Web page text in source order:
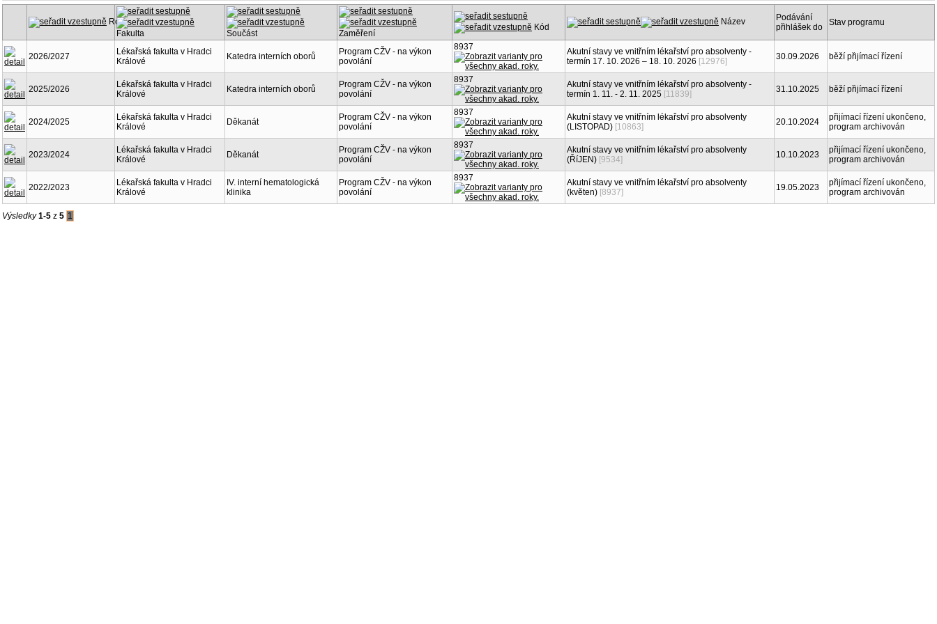
Rok
Fakulta
Součást Zaměření
Kód
Název
Podávání
přihlášek do
Stav programu
2026/2027
Lékařská fakulta v Hradci
Králové
Katedra interních oborů
Program CŽV - na výkon
povolání
8937
Akutní stavy ve vnitřním lékařství pro absolventy -
termín 17. 10. 2026 – 18. 10. 2026 [12976] 30.09.2026 běží přijímací řízení
2025/2026
Lékařská fakulta v Hradci
Králové
Katedra interních oborů
Program CŽV - na výkon
povolání
8937
Akutní stavy ve vnitřním lékařství pro absolventy -
termín 1. 11. - 2. 11. 2025 [11839] 31.10.2025 běží přijímací řízení
2024/2025
Lékařská fakulta v Hradci
Králové
Děkanát
Program CŽV - na výkon
povolání
8937
Akutní stavy ve vnitřním lékařství pro absolventy
(LISTOPAD) [10863] 20.10.2024
přijímací řízení ukončeno,
program archivován
2023/2024
Lékařská fakulta v Hradci
Králové
Děkanát
Program CŽV - na výkon
povolání
8937
Akutní stavy ve vnitřním lékařství pro absolventy
(ŘíJEN) [9534] 10.10.2023
přijímací řízení ukončeno,
program archivován
2022/2023
Lékařská fakulta v Hradci
Králové
IV. interní hematologická
klinika
Program CŽV - na výkon
povolání
8937
Akutní stavy ve vnitřním lékařství pro absolventy
(květen) [8937] 19.05.2023
přijímací řízení ukončeno,
program archivován
Výsledky1-5 z 5 1